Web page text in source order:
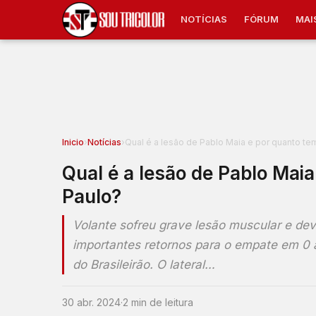
NOTÍCIAS FÓRUM
Inicio›Notícias›Qual é a lesão de Pablo Maia e por quanto
Qual é a lesão de Pablo
Paulo?
Volante sofreu grave lesão muscular e
importantes retornos para o empate em
do Brasileirão. O lateral…
30 abr. 2024·2 min de leitura